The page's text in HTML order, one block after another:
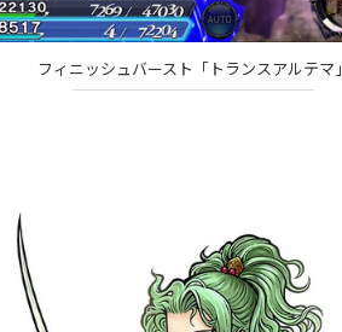
フィニッシュバースト「トランスアルテマ」